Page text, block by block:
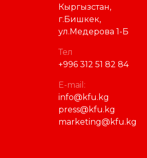
Кыргызстан,
г.Бишкек,
ул.Медерова 1-Б
Тел
+996 312 51 82 84
E-mail:
info@kfu.kg
press@kfu.kg
marketing@kfu.kg